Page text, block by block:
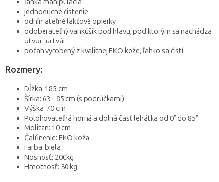
ľahká manipulácia
jednoduché čistenie
odnímateľné lakťové opierky
odoberateľný vankúšik pod hlavu, pod ktorým sa nachádza
otvor na tvár
poťah vyrobený z kvalitnej EKO kože, ľahko sa čistí
Rozmery:
Dĺžka: 185 cm
Šírka: 63 - 85 cm (s podrúčkami)
Výška: 70 cm
Polohovateľná horná a dolná časť lehátka od 0° do 85°
Molitan: 10 cm
Čalúnenie: EKO koža
Farba: biela
Nosnosť: 200kg
Hmotnosť: 30 kg